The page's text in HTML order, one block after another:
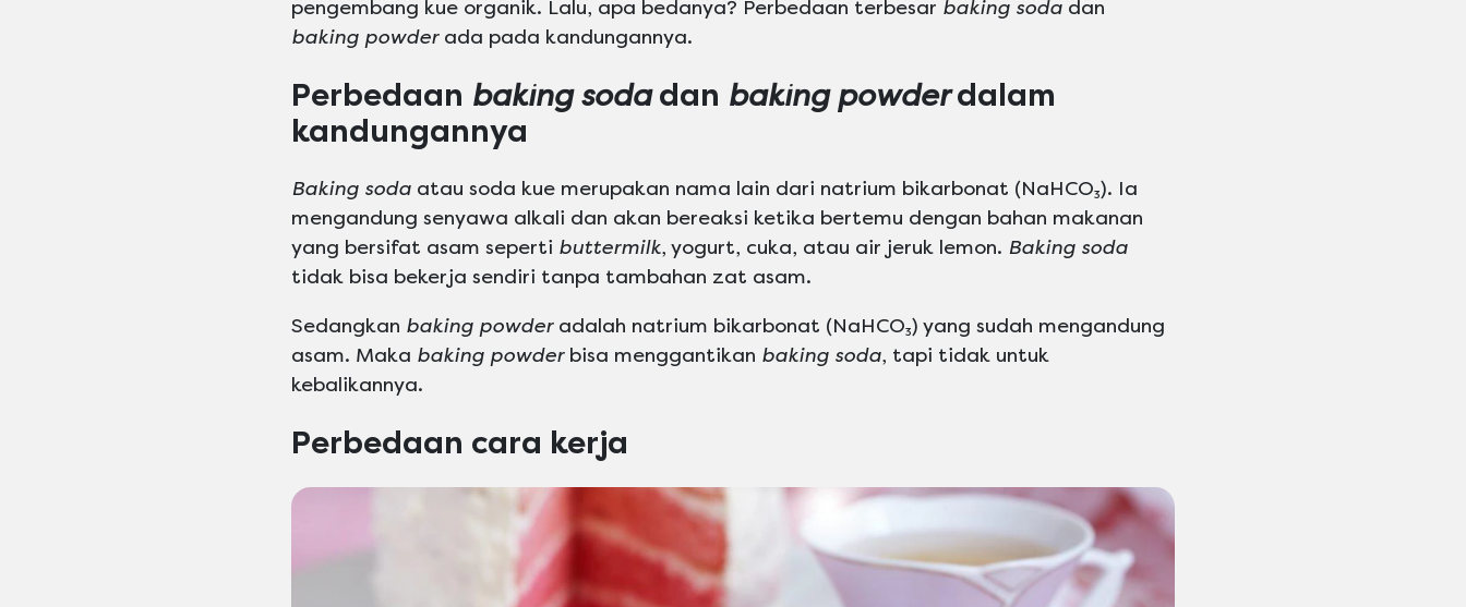
pengembang kue organik. Lalu, apa bedanya? Perbedaan terbesar baking soda dan
baking powderada pada kandungannya.
Perbedaan baking sodadan baking powderdalam
kandungannya
Baking soda atau soda kue merupakan nama lain dari natrium bikarbonat (NaHCO₃). Ia
mengandung senyawa alkali dan akan bereaksi ketika bertemu dengan bahan makanan
yang bersifat asam seperti buttermilk, yogurt, cuka, atau air jeruk lemon. Baking soda
tidak bisa bekerja sendiri tanpa tambahan zat asam.
Sedangkan baking powderadalah natrium bikarbonat (NaHCO₃) yang sudah mengandung
asam. Maka baking powderbisa menggantikan baking soda, tapi tidak untuk
kebalikannya.
Perbedaan cara kerja